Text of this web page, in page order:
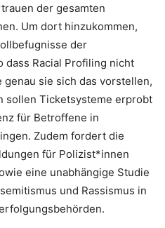
der gesamten
Um dort hinzukommen,
der
dass Racial Profiling nicht
sie sich das vorstellen,
sollen Ticketsysteme erprobt
für Betroffene in
Zudem fordert die
für Polizist*innen
eine unabhängige Studie
und Rassismus in